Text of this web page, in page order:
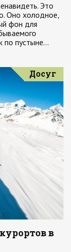
Это
Оно холодное,
фон для
по пустыне…
Досуг
в